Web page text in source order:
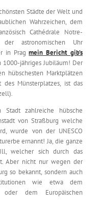
Städte der Welt und
Wahrzeichen, dem
Cathédrale Notre-
astronomischen Uhr
in Prag mein Bericht gib’s
jähriges Jubiläum! Der
hübschesten Marktplätzen
Münsterplatzes, ist das
zahlreiche hübsche
von Straßburg welche
wurde von der UNESCO
ernannt! Ja, die ganze
welcher sich durch das
Aber nicht nur wegen der
so bekannt, sondern auch
wie etwa dem
oder dem Europäischen